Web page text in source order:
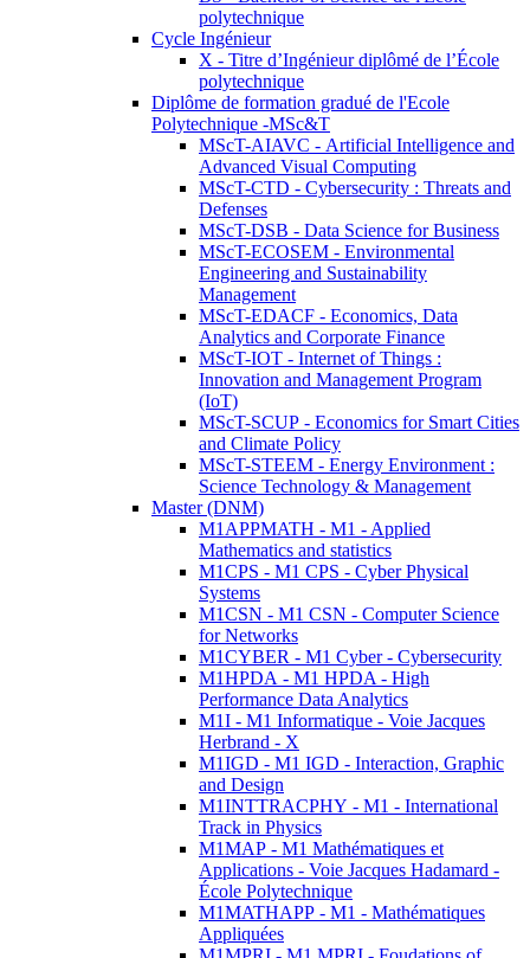
polytechnique
Cycle Ingénieur
X - Titre d’Ingénieur diplômé de l’École
polytechnique
Diplôme de formation gradué de l'Ecole
Polytechnique -MSc&T
MScT-AIAVC - Artificial Intelligence and
Advanced Visual Computing
MScT-CTD - Cybersecurity : Threats and
Defenses
MScT-DSB - Data Science for Business
MScT-ECOSEM - Environmental
Engineering and Sustainability
Management
MScT-EDACF - Economics, Data
Analytics and Corporate Finance
MScT-IOT - Internet of Things :
Innovation and Management Program
(IoT)
MScT-SCUP - Economics for Smart Cities
and Climate Policy
MScT-STEEM - Energy Environment :
Science Technology & Management
Master (DNM)
M1APPMATH - M1 - Applied
Mathematics and statistics
M1CPS - M1 CPS - Cyber Physical
Systems
M1CSN - M1 CSN - Computer Science
for Networks
M1CYBER - M1 Cyber - Cybersecurity
M1HPDA - M1 HPDA - High
Performance Data Analytics
M1I - M1 Informatique - Voie Jacques
Herbrand - X
M1IGD - M1 IGD - Interaction, Graphic
and Design
M1INTTRACPHY - M1 - International
Track in Physics
M1MAP - M1 Mathématiques et
Applications - Voie Jacques Hadamard -
École Polytechnique
M1MATHAPP - M1 - Mathématiques
Appliquées